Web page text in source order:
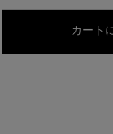
カート